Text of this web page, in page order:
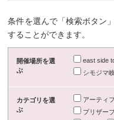
条件を選んで「検索ボタン
することができます。
開催場所を選
ぶ
east side
シモジマ
カテゴリを選
ぶ
アーティ
プリザー